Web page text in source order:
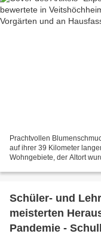
Prachtvollen
auf ihrer 39 Kilometer
Wohngebiete, der Altort
Schüler- und
meisterten
Pandemie -